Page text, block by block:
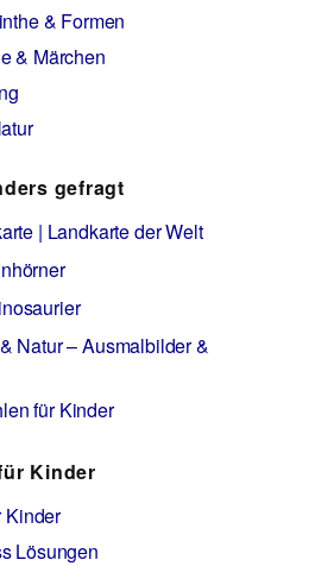
& Formen
& Märchen
gefragt
| Landkarte der Welt
Natur – Ausmalbilder &
für Kinder
Kinder
Kinder
Lösungen